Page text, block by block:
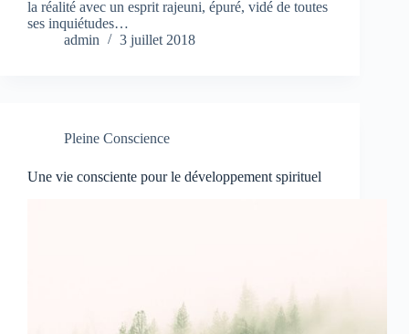
la réalité avec un esprit rajeuni, épuré, vidé de toutes
ses inquiétudes…
admin
3 juillet 2018
Pleine Conscience
Une vie consciente pour le développement spirituel